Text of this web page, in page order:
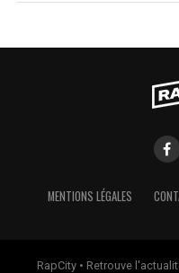
MENTIONS LÉGALES
RapCity • Retrouve